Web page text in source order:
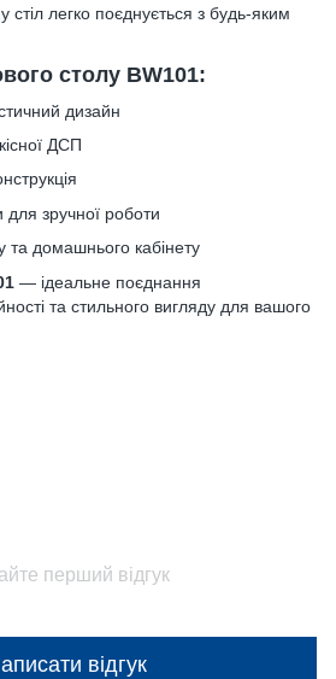
стіл легко поєднується з будь-яким
столу BW101:
дизайн
ДСП
зручної роботи
та домашнього кабінету
— ідеальне поєднання
та стильного вигляду для вашого
перший відгук
відгук